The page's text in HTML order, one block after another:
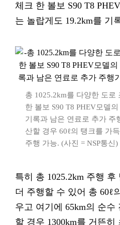
체크 한 볼보 S90 T8
는 놀랍게도 19.2km를 기
총 1025.2km를 다양한 도로
한 볼보 S90 T8 PHEV모델
기록과 남은 연료로 추가 주
산할 경우 60ℓ의 탱크를 가
주행 가능. (사진 = NSP통신)
특히 총 1025.2km 주행 후
더 주행할 수 있어 총 60ℓ
우고 여기에 65km의 순
할 경우 1300km를 거뜬